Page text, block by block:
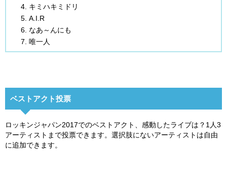
キミハキミドリ
A.I.R
なあ～んにも
唯一人
ベストアクト投票
ロッキンジャパン2017でのベストアクト、感動したライブは？1人3
アーティストまで投票できます。選択肢にないアーティストは自由
に追加できます。